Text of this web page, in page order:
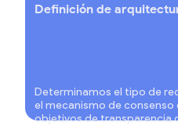
Definición de
Determinamos el tipo de
el mecanismo de
objetivos de transparencia